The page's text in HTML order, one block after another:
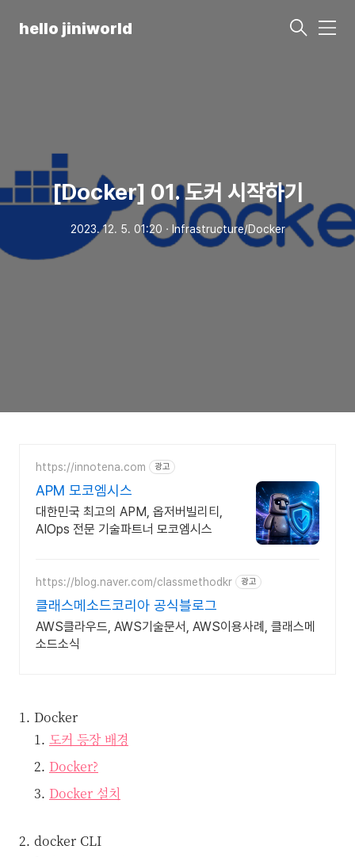
hello jiniworld
메
[Docker] 01. 도커 시작하기
2023. 12. 5. 01:20 ㆍ Infrastructure/Docker
https://innotena.com 광고
APM 모코엠시스
대한민국 최고의 APM, 옵저버빌리티,
AIOps 전문 기술파트너 모코엠시스
https://blog.naver.com/classmethodkr 광고
클래스메소드코리아 공식블로그
AWS클라우드, AWS기술문서, AWS이용사례, 클래스메
소드소식
Docker
도커 등장 배경
Docker?
Docker 설치
docker CLI